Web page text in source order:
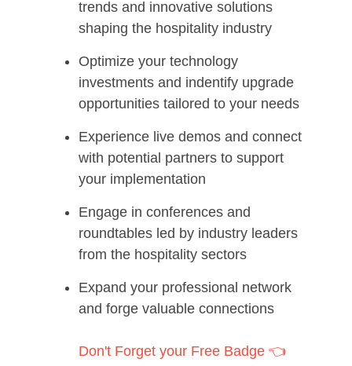
trends and innovative solutions
shaping the hospitality industry
Optimize your technology
investments and indentify upgrade
opportunities tailored to your needs
Experience live demos and connect
with potential partners to support
your implementation
Engage in conferences and
roundtables led by industry leaders
from the hospitality sectors
Expand your professional network
and forge valuable connections
Don't Forget your Free Badge 👈